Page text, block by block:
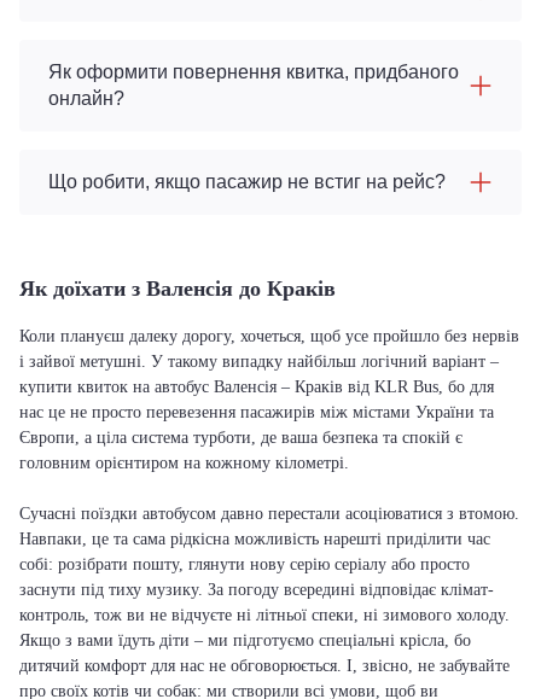
Як оформити повернення квитка, придбаного
онлайн?
Що робити, якщо пасажир не встиг на рейс?
Як доїхати з Валенсія до Краків
Коли плануєш далеку дорогу, хочеться, щоб усе пройшло без нервів
і зайвої метушні. У такому випадку найбільш логічний варіант –
купити квиток на автобус Валенсія – Краків від KLR Bus, бо для
нас це не просто перевезення пасажирів між містами України та
Європи, а ціла система турботи, де ваша безпека та спокій є
головним орієнтиром на кожному кілометрі.
Сучасні поїздки автобусом давно перестали асоціюватися з втомою.
Навпаки, це та сама рідкісна можливість нарешті приділити час
собі: розібрати пошту, глянути нову серію серіалу або просто
заснути під тиху музику. За погоду всередині відповідає клімат-
контроль, тож ви не відчуєте ні літньої спеки, ні зимового холоду.
Якщо з вами їдуть діти – ми підготуємо спеціальні крісла, бо
дитячий комфорт для нас не обговорюється. І, звісно, не забувайте
про своїх котів чи собак: ми створили всі умови, щоб ви